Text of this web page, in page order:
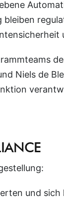
bleiben
Niels de
und